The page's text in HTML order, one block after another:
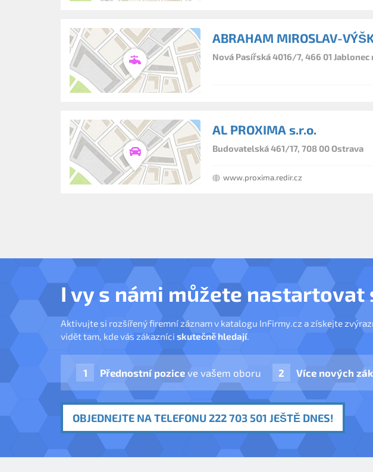
ABRAHAM MIROSLAV-
Nová Pasířská 4016/7, 466 01 Jablonec
AL PROXIMA s.r.o.
Budovatelská 461/17, 708 00 Ostrava
www.proxima.redir.cz
I vy s námi můžete nastartovat
Aktivujte si rozšířený firemní záznam v katalogu InFirmy.cz a získejte
vidět tam, kde vás zákazníci skutečně hledají.
Přednostní poziceve vašem oboru Více nových
OBJEDNEJTE NA TELEFONU 222 703 501 JEŠTĚ DNES!